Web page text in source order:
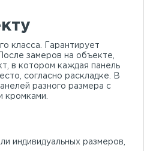
класса. Гарантирует
замеров на объекте,
в котором каждая панель
согласно раскладке. В
разного размера с
кромками.
индивидуальных размеров,